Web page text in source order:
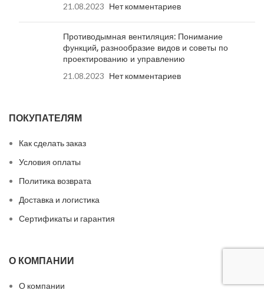
21.08.2023 Нет комментариев
Противодымная вентиляция: Понимание
функций, разнообразие видов и советы по
проектированию и управлению
21.08.2023 Нет комментариев
ПОКУПАТЕЛЯМ
Как сделать заказ
Условия оплаты
Политика возврата
Доставка и логистика
Сертификаты и гарантия
О КОМПАНИИ
О компании